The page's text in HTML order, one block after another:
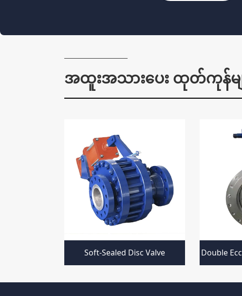
အထူးအသားပေး ထုတ်ကုန်မျ
Soft-Sealed Disc Valve Double